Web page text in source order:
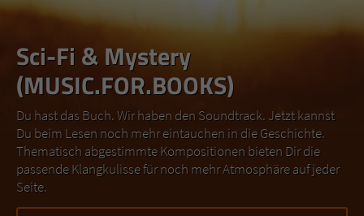
Sci-Fi & Mystery
(MUSIC.FOR.BOOKS)
Du hast das Buch. Wir haben den Soundtrack. Jetzt kannst
Du beim Lesen noch mehr eintauchen in die Geschichte.
Thematisch abgestimmte Kompositionen bieten Dir die
passende Klangkulisse für noch mehr Atmosphäre auf jeder
Seite.